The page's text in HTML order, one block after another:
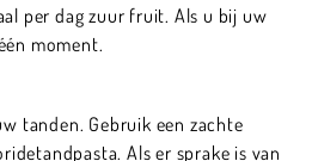
per dag zuur fruit. Als u bij uw
moment.
tanden. Gebruik een zachte
Als er sprake is van